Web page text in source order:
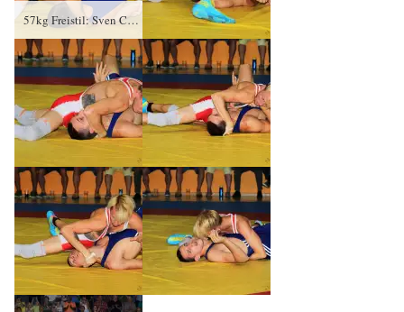
57kg Freistil: Sven Cammin (rotes Trikot), RSV Rotation Greiz gegen Daniel Yordanov, KSC Motor Jena – 4:0/SS/8:0/00:48